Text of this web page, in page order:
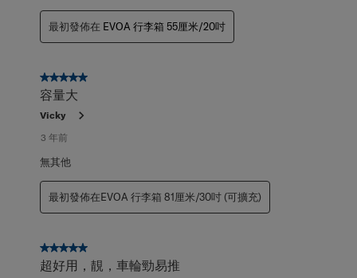
最初發佈在 EVOA 行李箱 55厘米/20吋
5星，共5星。
容量大
Vicky
3 年前
無其他
最初發佈在EVOA 行李箱 81厘米/30吋 (可擴充)
5星，共5星。
超好用，靚，車輪勁易推